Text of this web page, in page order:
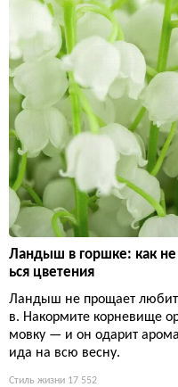
Ландыш в горшке: как
ься цветения
Ландыш не прощает
в. Накормите корневище
мовку — и он одарит
ида на всю весну.
Стиль жизни 17 552